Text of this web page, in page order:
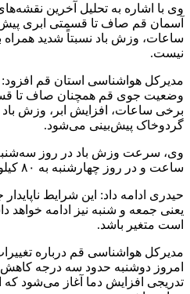
وی با اشاره به تحلیل آخرین
آسمان قم صاف تا قسمتی ابری
ساعات، وزش باد نسبتاً شدید همراه
نیست.
مدیرکل هواشناسی استان قم افزود:
وضعیت جوی قم همچنان صاف تا
برخی ساعات، افزایش ابر، وزش
گردوخاک پیش‌بینی می‌شود.
ساعت و در روز چهارشنبه به ۸۰ کیلومتر بر ساعت خواهد رسید.
حیدری ادامه داد: این شرایط
یعنی جمعه و شنبه نیز ادامه
است متغیر باشد.
مدیرکل هواشناسی قم درباره
امروز دوشنبه حدود سه درجه کاهش
تدریجی افزایش دما آغاز می‌شود که